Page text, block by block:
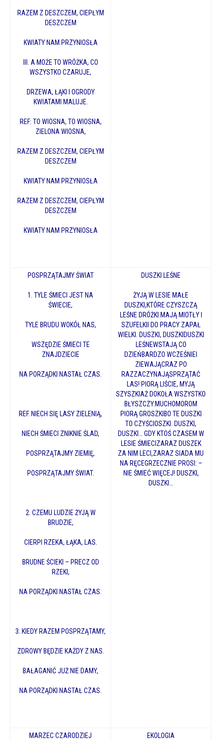
RAZEM Z DESZCZEM, CIEPŁYM
DESZCZEM
KWIATY NAM PRZYNIOSŁA
III. A MOŻE TO WRÓŻKA, CO
WSZYSTKO CZARUJE,
DRZEWA, ŁĄKI I OGRODY
KWIATAMI MALUJE.
REF: TO WIOSNA, TO WIOSNA,
ZIELONA WIOSNA,
RAZEM Z DESZCZEM, CIEPŁYM
DESZCZEM
KWIATY NAM PRZYNIOSŁA
RAZEM Z DESZCZEM, CIEPŁYM
DESZCZEM
KWIATY NAM PRZYNIOSŁA
POSPRZĄTAJMY ŚWIAT
1. TYLE ŚMIECI JEST NA
ŚWIECIE,
TYLE BRUDU WOKÓŁ NAS,
WSZĘDZIE ŚMIECI TE
ZNAJDZIECIE
NA PORZĄDKI NASTAŁ CZAS.
REF. NIECH SIĘ LASY ZIELENIĄ,
NIECH ŚMIECI ZNIKNIE ŚLAD,
POSPRZĄTAJMY ZIEMIĘ,
POSPRZĄTAJMY ŚWIAT.
2. CZEMU LUDZIE ŻYJĄ W
BRUDZIE,
CIERPI RZEKA, ŁĄKA, LAS.
BRUDNE ŚCIEKI – PRECZ OD
RZEKI,
NA PORZĄDKI NASTAŁ CZAS.
3. KIEDY RAZEM POSPRZĄTAMY,
ZDROWY BĘDZIE KAŻDY Z NAS.
BAŁAGANIĆ JUŻ NIE DAMY,
NA PORZĄDKI NASTAŁ CZAS.
DUSZKI LEŚNE
ŻYJĄ W LESIE MAŁE
DUSZKI,KTÓRE CZYSZCZĄ
LEŚNE DRÓŻKI.MAJĄ MIOTŁY I
SZUFELKII DO PRACY ZAPAŁ
WIELKI. DUSZKI, DUSZKIDUSZKI
LEŚNEWSTAJĄ CO
DZIEŃBARDZO WCZEŚNIEI
ZIEWAJĄCRAZ PO
RAZZACZYNAJĄSPRZĄTAĆ
LAS! PIORĄ LIŚCIE, MYJĄ
SZYSZKIAŻ DOKOŁA WSZYSTKO
BŁYSZCZY.MUCHOMOROM
PIORĄ GROSZKIBO TE DUSZKI
TO CZYŚCIOSZKI. DUSZKI,
DUSZKI… GDY KTOŚ CZASEM W
LESIE ŚMIECIZARAZ DUSZEK
ZA NIM LECI,ZARAZ SIADA MU
NA RĘCEGRZECZNIE PROSI: –
NIE ŚMIEĆ WIĘCEJ! DUSZKI,
DUSZKI…
MARZEC CZARODZIEJ EKOLOGIA